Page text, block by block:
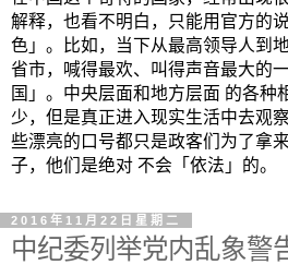
解释，也看不明白，只能用官方的
色」。比如，当下从最高领导人到
省市，喊得最欢、叫得声音最大的
国」。中央层面和地方层面 的各种
少，但是真正进入现实生活中去观
些漂亮的口号都只是政客们为了拿
子，他们是绝对 不会「依法」的。
2016年11月22日星期二
中纪委列举党内乱象警